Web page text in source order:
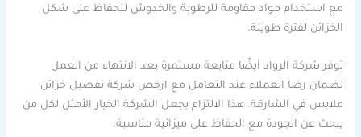
مع استخدام مواد مقاومة للرطوبة والخدوش للحفاظ على شكل
الخزائن لفترة طويلة.
توفر شركة الرواد أيضًا متابعة مستمرة بعد الانتهاء من العمل
لضمان رضا العملاء عند التعامل مع ارخص شركة تفصيل خزائن
ملابس في الشارقة. هذا الالتزام يجعل الشركة الخيار الأمثل لكل من
يبحث عن الجودة مع الحفاظ على ميزانية مناسبة.